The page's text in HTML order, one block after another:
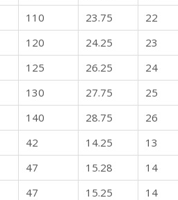
110 23.75 22
120 24.25 23
125 26.25 24
130 27.75 25
140 28.75 26
42 14.25 13
47 15.28 14
47 15.25 14